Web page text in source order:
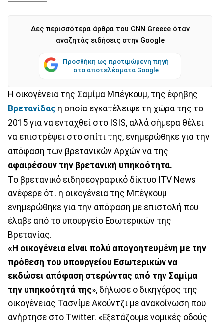
Δες περισσότερα άρθρα του CNN Greece όταν
αναζητάς ειδήσεις στην Google
Προσθήκη ως προτιμώμενη πηγή
στα αποτελέσματα Google
Η οικογένεια της Σαμίμα Μπέγκουμ, της έφηβης
Βρετανίδας η οποία εγκατέλειψε τη χώρα της το
2015 για να ενταχθεί στο ISIS, αλλά σήμερα θέλει
να επιστρέψει στο σπίτι της, ενημερώθηκε για την
απόφαση των βρετανικών Aρχών να της
αφαιρέσουν την βρετανική υπηκοότητα.
Το βρετανικό ειδησεογραφικό δίκτυο ITV News
ανέφερε ότι η οικογένεια της Μπέγκουμ
ενημερώθηκε για την απόφαση με επιστολή που
έλαβε από το υπουργείο Εσωτερικών της
Βρετανίας.
«Η οικογένεια είναι πολύ απογοητευμένη με την
πρόθεση του υπουργείου Εσωτερικών να
εκδώσει απόφαση στερώντας από την Σαμίμα
την υπηκοότητά της», δήλωσε ο δικηγόρος της
οικογένειας Τασνίμε Ακούντζι με ανακοίνωση που
ανήρτησε στο Twitter. «Εξετάζουμε νομικές οδούς